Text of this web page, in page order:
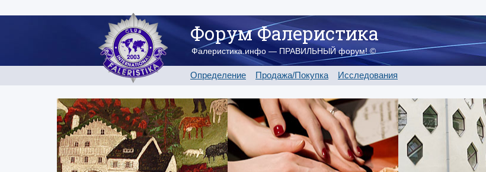
Форум Фалеристика
Фалеристика.инфо — ПРАВИЛЬНЫЙ форум! ©
Определение Продажа/Покупка Исследования